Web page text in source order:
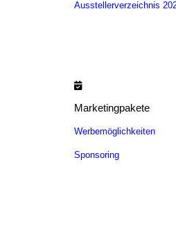
Ausstellerverzeichnis
Marketingpakete
Werbemöglichkeiten
Sponsoring